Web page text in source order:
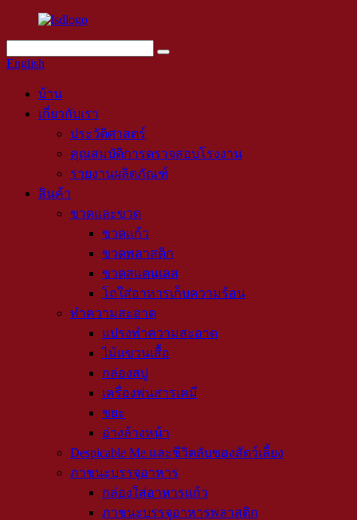
English
บ้าน
เกี่ยวกับเรา
ประวัติศาสตร์
คุณสมบัติการตรวจสอบโรงงาน
รายงานผลิตภัณฑ์
สินค้า
ขวดและขวด
ขวดแก้ว
ขวดพลาสติก
ขวดสแตนเลส
โถใส่อาหารเก็บความร้อน
ทำความสะอาด
แปรงทำความสะอาด
ไม้แขวนเสื้อ
กล่องสบู่
เครื่องพ่นสารเคมี
ขยะ
อ่างล้างหน้า
Despicable Me และชีวิตลับของสัตว์เลี้ยง
ภาชนะบรรจุอาหาร
กล่องใส่อาหารแก้ว
ภาชนะบรรจุอาหารพลาสติก